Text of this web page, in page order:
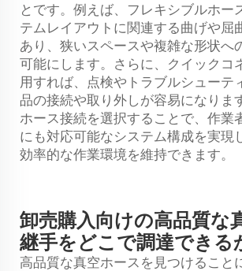
とです。例えば、フレキシブルホー
テムレイアウトに関連する曲げや屈
あり、狭いスペースや複雑な形状へ
可能にします。さらに、クイックコ
用すれば、点検やトラブルシューテ
品の接続や取り外しが容易になりま
ホース接続を選択することで、作業
にも対応可能なシステム構成を実現
効率的な作業環境を維持できます。
卸売購入向けの高品質な
継手をどこで調達できる
高品質な真空ホースを見つけること